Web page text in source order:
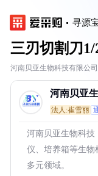
寻源
三刃切割刀
河南贝亚生物科技有限公司
河南贝亚
法人:崔雪丽
河南贝亚生物科技
仪、培养箱等生物
多元领域。